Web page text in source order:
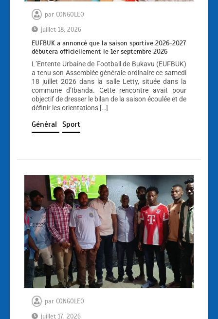
par CONGOLEO
juillet 18, 2026
EUFBUK a annoncé que la saison sportive 2026-2027
débutera officiellement le 1er septembre 2026
L’Entente Urbaine de Football de Bukavu (EUFBUK)
a tenu son Assemblée générale ordinaire ce samedi
18 juillet 2026 dans la salle Letty, située dans la
commune d’Ibanda. Cette rencontre avait pour
objectif de dresser le bilan de la saison écoulée et de
définir les orientations […]
Général Sport
par CONGOLEO
juillet 17, 2026